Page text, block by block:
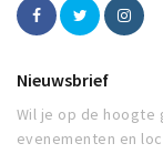
Nieuwsbrief
Wil je op de hoogte
evenementen en